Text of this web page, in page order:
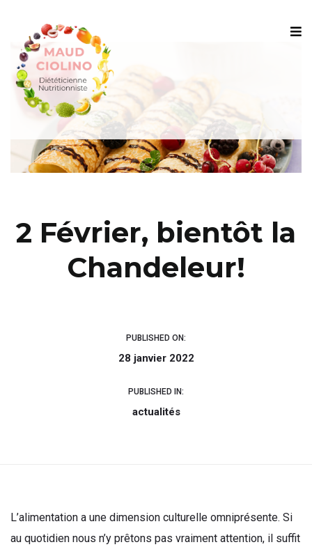
2 Février, bientôt la
Chandeleur!
PUBLISHED ON:
28 janvier 2022
PUBLISHED IN:
actualités
L’alimentation a une dimension culturelle omniprésente. Si
au quotidien nous n’y prêtons pas vraiment attention, il suffit